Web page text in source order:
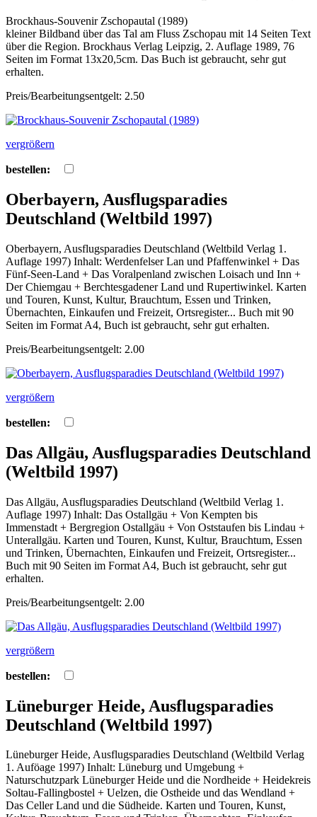
Brockhaus-Souvenir Zschopautal (1989)
kleiner Bildband über das Tal am Fluss Zschopau mit 14 Seiten Text
über die Region. Brockhaus Verlag Leipzig, 2. Auflage 1989, 76
Seiten im Format 13x20,5cm. Das Buch ist gebraucht, sehr gut
erhalten.
Preis/Bearbeitungsentgelt: 2.50
vergrößern
bestellen:
Oberbayern, Ausflugsparadies
Deutschland (Weltbild 1997)
Oberbayern, Ausflugsparadies Deutschland (Weltbild Verlag 1.
Auflage 1997) Inhalt: Werdenfelser Lan und Pfaffenwinkel + Das
Fünf-Seen-Land + Das Voralpenland zwischen Loisach und Inn +
Der Chiemgau + Berchtesgadener Land und Rupertiwinkel. Karten
und Touren, Kunst, Kultur, Brauchtum, Essen und Trinken,
Übernachten, Einkaufen und Freizeit, Ortsregister... Buch mit 90
Seiten im Format A4, Buch ist gebraucht, sehr gut erhalten.
Preis/Bearbeitungsentgelt: 2.00
vergrößern
bestellen:
Das Allgäu, Ausflugsparadies Deutschland
(Weltbild 1997)
Das Allgäu, Ausflugsparadies Deutschland (Weltbild Verlag 1.
Auflage 1997) Inhalt: Das Ostallgäu + Von Kempten bis
Immenstadt + Bergregion Ostallgäu + Von Oststaufen bis Lindau +
Unterallgäu. Karten und Touren, Kunst, Kultur, Brauchtum, Essen
und Trinken, Übernachten, Einkaufen und Freizeit, Ortsregister...
Buch mit 90 Seiten im Format A4, Buch ist gebraucht, sehr gut
erhalten.
Preis/Bearbeitungsentgelt: 2.00
vergrößern
bestellen:
Lüneburger Heide, Ausflugsparadies
Deutschland (Weltbild 1997)
Lüneburger Heide, Ausflugsparadies Deutschland (Weltbild Verlag
1. Auföage 1997) Inhalt: Lüneburg und Umgebung +
Naturschutzpark Lüneburger Heide und die Nordheide + Heidekreis
Soltau-Fallingbostel + Uelzen, die Ostheide und das Wendland +
Das Celler Land und die Südheide. Karten und Touren, Kunst,